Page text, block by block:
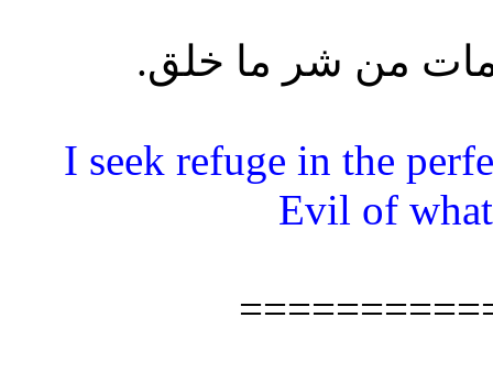
“I seek refuge in the
Evil of